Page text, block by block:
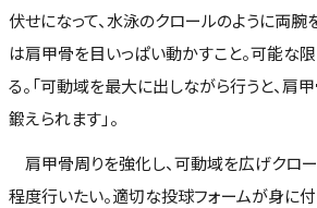
伏せになって、水泳のクロールのように両腕
は肩甲骨を目いっぱい動かすこと。可能な
る。「可動域を最大に出しながら行うと、肩
鍛えられます」。
肩甲骨周りを強化し、可動域を広げクロ
程度行いたい。適切な投球フォームが身に